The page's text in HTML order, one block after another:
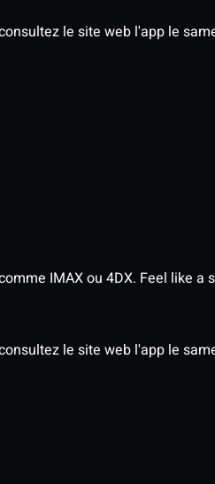
le site web l'app le
IMAX ou 4DX. Feel like a
le site web l'app le